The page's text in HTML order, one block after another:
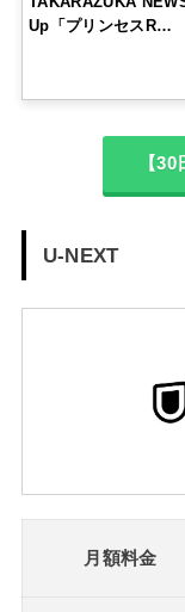
Up「プリンセスR…
【
U-NEXT
月額料金